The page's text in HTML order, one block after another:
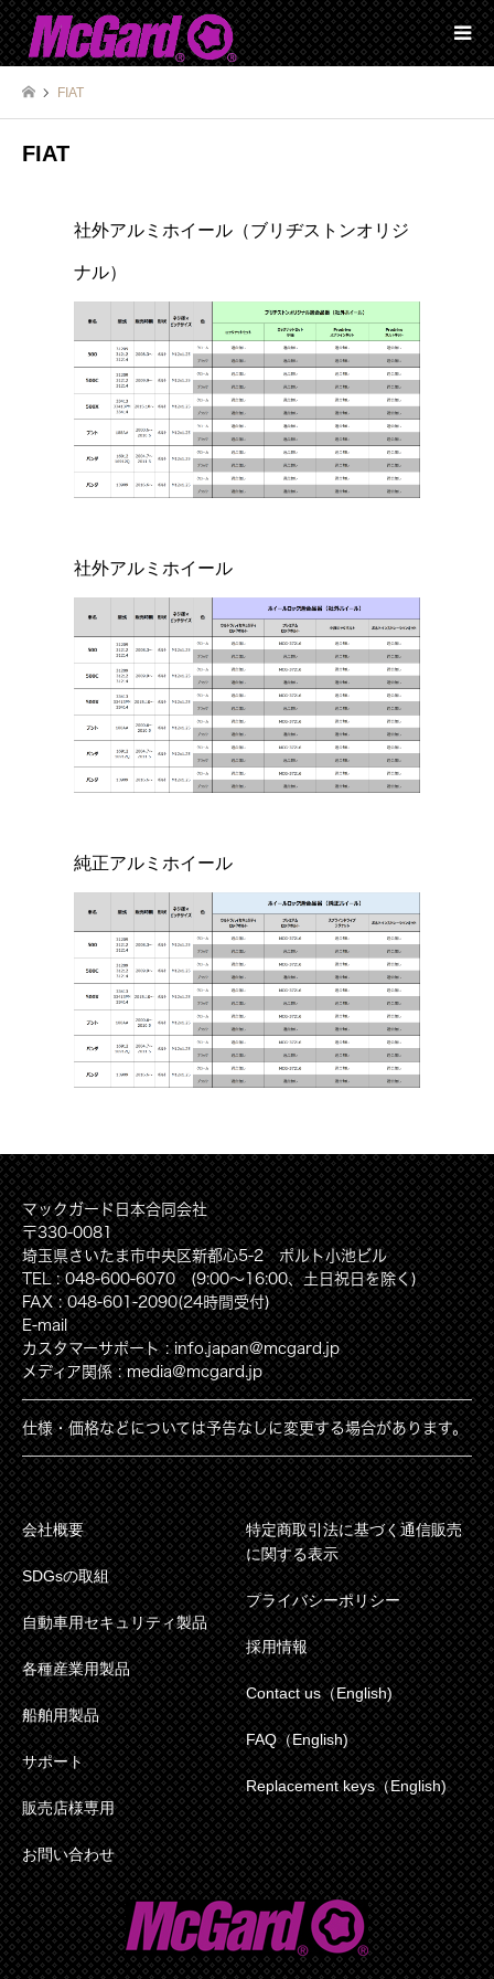
FIAT
FIAT
社外アルミホイール（ブリヂストンオリジ
ナル）
社外アルミホイール
純正アルミホイール
マックガード日本合同会社
〒330-0081
埼玉県さいたま市中央区新都心5-2 ポルト小池ビル
TEL : 048-600-6070 (9:00〜16:00、土日祝日を除く)
FAX : 048-601-2090(24時間受付)
E-mail
カスタマーサポート : info.japan@mcgard.jp
メディア関係 : media@mcgard.jp
仕様・価格などについては予告なしに変更する場合があります。
会社概要
SDGsの取組
自動車用セキュリティ製品
各種産業用製品
船舶用製品
サポート
販売店様専用
お問い合わせ
特定商取引法に基づく通信販売
に関する表示
プライバシーポリシー
採用情報
Contact us（English)
FAQ（English)
Replacement keys（English)